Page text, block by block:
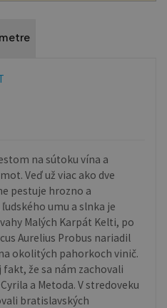
na sútoku vína a
Veď už viac ako dve
pestuje hrozno a
umu a slnka je
Malých Karpát Kelti, po
Aurelius Probus nariadil
okolitých pahorkoch vinič.
že sa nám zachovali
a Metoda. V stredoveku
bratislavských